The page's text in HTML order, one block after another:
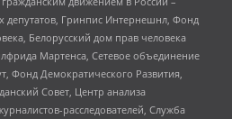
депутатов, Гринпис Интернешнл, Фонд
Белорусский дом прав человека
Мартенса, Сетевое объединение
Фонд Демократического Развития,
Совет, Центр анализа
расследователей, Служба